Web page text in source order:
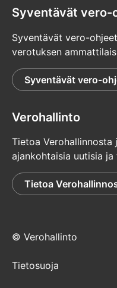
Syventävät vero-
Syventävät vero-
verotuksen
Syventävät vero-
Verohallinto
Tietoa
ajankohtaisia uutisia ja
Tietoa
© Verohallinto
Tietosuoja